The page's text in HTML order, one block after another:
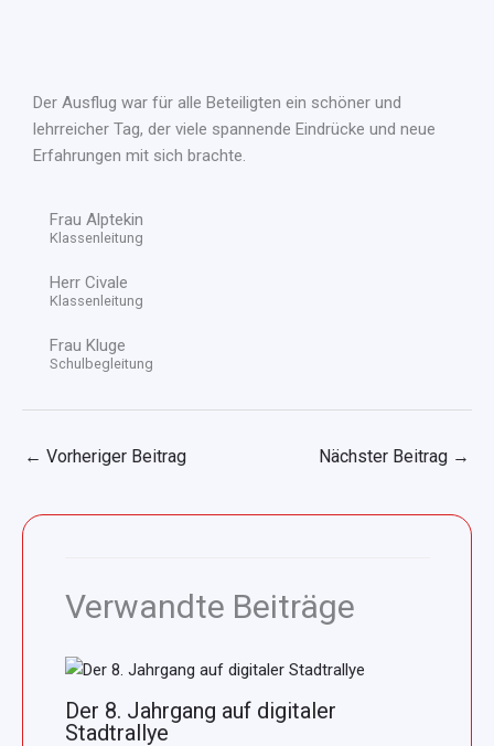
Der Ausflug war für alle Beteiligten ein schöner und
lehrreicher Tag, der viele spannende Eindrücke und neue
Erfahrungen mit sich brachte.
Frau Alptekin
Klassenleitung
Herr Civale
Klassenleitung
Frau Kluge
Schulbegleitung
← Vorheriger Beitrag Nächster Beitrag →
Verwandte Beiträge
Der 8. Jahrgang auf digitaler
Stadtrallye